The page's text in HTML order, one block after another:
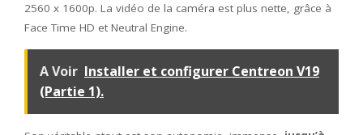
2560 x 1600p. La vidéo de la caméra est plus nette, grâce à
Face Time HD et Neutral Engine.
A Voir Installer et configurer Centreon V19
(Partie 1).